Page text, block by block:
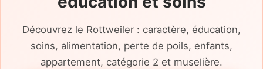
Découvrez le Rottweiler : caractère, éducation,
soins, alimentation, perte de poils, enfants,
appartement, catégorie 2 et muselière.